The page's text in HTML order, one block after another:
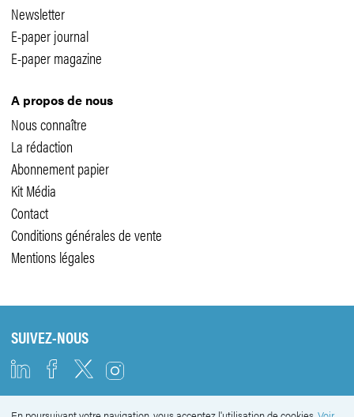
Newsletter
E-paper journal
E-paper magazine
A propos de nous
Nous connaître
La rédaction
Abonnement papier
Kit Média
Contact
Conditions générales de vente
Mentions légales
SUIVEZ-NOUS